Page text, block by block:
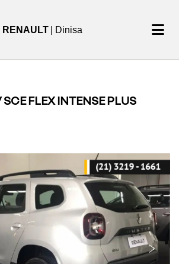
RENAULT | Dinisa
SCE FLEX INTENSE PLUS
Next